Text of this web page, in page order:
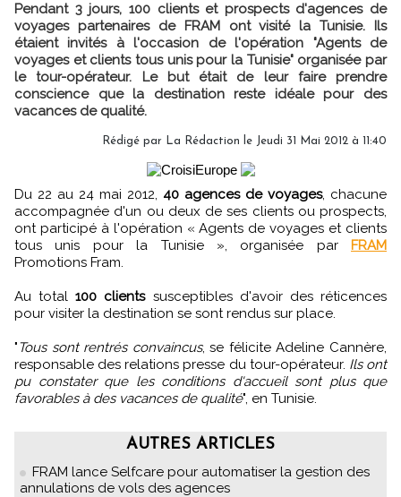
Pendant 3 jours, 100 clients et prospects d'agences de
voyages partenaires de FRAM ont visité la Tunisie. Ils
étaient invités à l'occasion de l'opération "Agents de
voyages et clients tous unis pour la Tunisie" organisée par
le tour-opérateur. Le but était de leur faire prendre
conscience que la destination reste idéale pour des
vacances de qualité.
Rédigé par La Rédaction le Jeudi 31 Mai 2012 à 11:40
Du 22 au 24 mai 2012, 40 agences de voyages, chacune
accompagnée d'un ou deux de ses clients ou prospects,
ont participé à l'opération « Agents de voyages et clients
tous unis pour la Tunisie », organisée par FRAM
Promotions Fram.
Au total100 clientssusceptibles d'avoir des réticences
pour visiter la destination se sont rendus sur place.
"Tous sont rentrés convaincus, se félicite Adeline Cannère,
responsable des relations presse du tour-opérateur. Ils ont
pu constater que les conditions d'accueil sont plus que
favorables à des vacances de qualité", en Tunisie.
AUTRES ARTICLES
FRAM lance Selfcare pour automatiser la gestion des
annulations de vols des agences